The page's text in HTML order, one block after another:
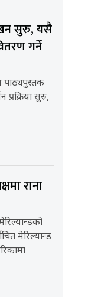
सुरु, यसै
गर्ने
पाठ्यपुस्तक
प्रक्रिया सुरु,
राना
मेरिल्यान्ड